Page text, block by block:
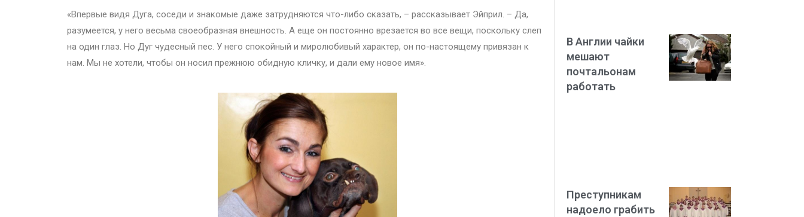
«Впервые видя Дуга, соседи и знакомые даже затрудняются что-либо сказать, – рассказывает Эйприл. – Да,
разумеется, у него весьма своеобразная внешность. А еще он постоянно врезается во все вещи, поскольку слеп
на один глаз. Но Дуг чудесный пес. У него спокойный и миролюбивый характер, он по-настоящему привязан к
нам. Мы не хотели, чтобы он носил прежнюю обидную кличку, и дали ему новое имя».
В Англии чайки
мешают
почтальонам
работать
Преступникам
надоело грабить